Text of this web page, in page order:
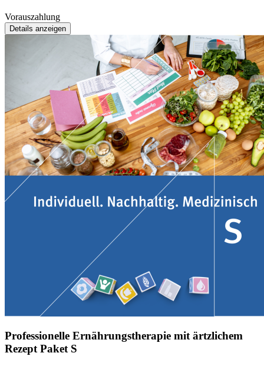
Vorauszahlung
Details anzeigen
Professionelle Ernährungstherapie mit ärtzlichem
Rezept Paket S